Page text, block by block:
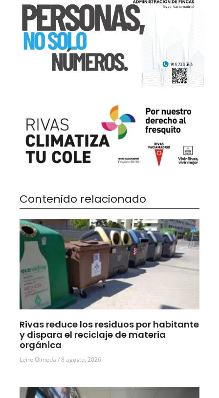
Contenido relacionado
Rivas reduce los residuos por habitante
y dispara el reciclaje de materia
orgánica
Leire Olmeda 8 agosto, 2026